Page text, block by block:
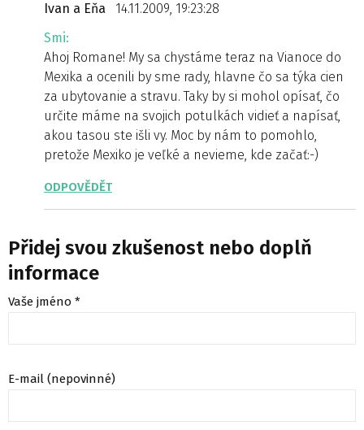
Ivan a Eňa
14.11.2009, 19:23:28
Smi:
Ahoj Romane! My sa chystáme teraz na Vianoce do
Mexika a ocenili by sme rady, hlavne čo sa týka cien
za ubytovanie a stravu. Taky by si mohol opísať, čo
určite máme na svojich potulkách vidieť a napísať,
akou tasou ste išli vy. Moc by nám to pomohlo,
pretože Mexiko je veľké a nevieme, kde začať:-)
ODPOVĚDĚT
Přidej svou zkušenost nebo doplň
informace
Vaše jméno *
E-mail (nepovinné)